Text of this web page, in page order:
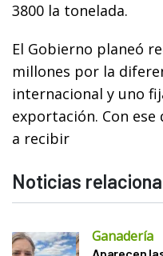
3800 la tonelada.
El Gobierno planeó
millones por la
internacional y uno
exportación. Con
a recibir
Noticias
Ganadería